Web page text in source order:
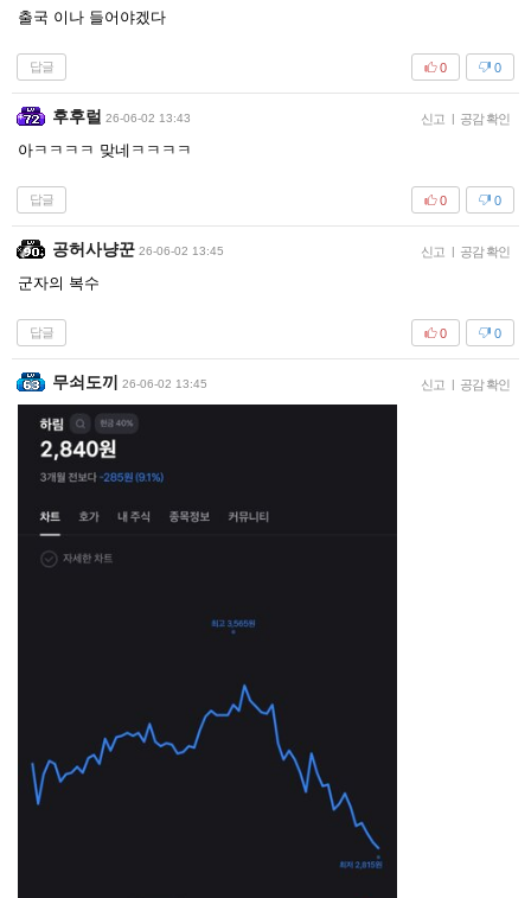
출국 이나 들어야겠다
답글 0
0
후후럴 26-06-02 13:43 신고 | 공감 확인
아ㅋㅋㅋㅋ 맞네ㅋㅋㅋㅋ
답글 0
0
공허사냥꾼 26-06-02 13:45 신고 | 공감 확인
군자의 복수
답글 0
0
무쇠도끼 26-06-02 13:45 신고 | 공감 확인